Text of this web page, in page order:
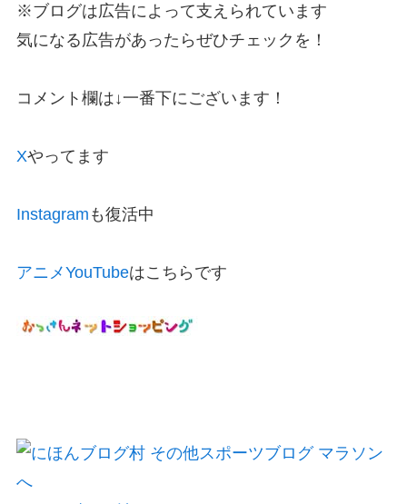
※ブログは広告によって支えられています
気になる広告があったらぜひチェックを！
コメント欄は↓一番下にございます！
Xやってます
Instagram も復活中
アニメYouTubeはこちらです